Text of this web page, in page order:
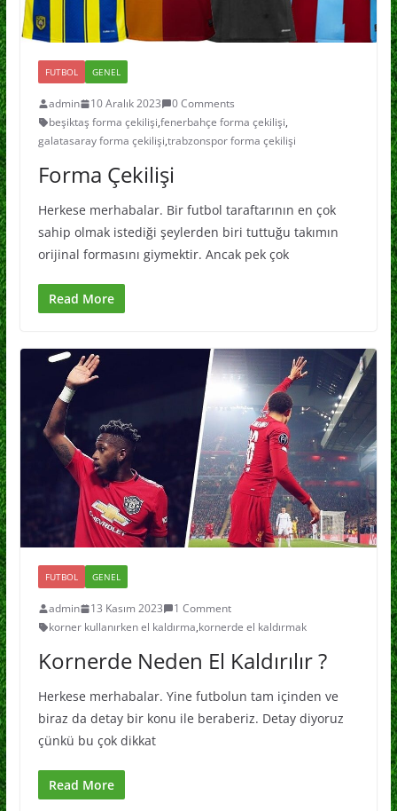
FUTBOL GENEL
admin 10 Aralık 2023
0 Comments
beşiktaş forma çekilişi,fenerbahçe forma çekilişi,
galatasaray forma çekilişi,trabzonspor forma çekilişi
Forma Çekilişi
Herkese merhabalar. Bir futbol taraftarının en çok
sahip olmak istediği şeylerden biri tuttuğu takımın
orijinal formasını giymektir. Ancak pek çok
Read More
FUTBOL GENEL
admin 13 Kasım 2023
1 Comment
korner kullanırken el kaldırma,kornerde el kaldırmak
Kornerde Neden El Kaldırılır ?
Herkese merhabalar. Yine futbolun tam içinden ve
biraz da detay bir konu ile beraberiz. Detay diyoruz
çünkü bu çok dikkat
Read More